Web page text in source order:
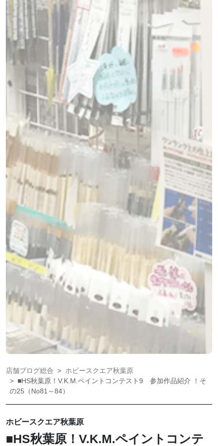
店舗ブログ総合
ホビースクエア秋葉原
■HS秋葉原！V.K.M.ペイントコンテスト9 参加作品紹介 ！そ
の25（No81～84）
ホビースクエア秋葉原
■HS秋葉原！V.K.M.ペイントコンテ